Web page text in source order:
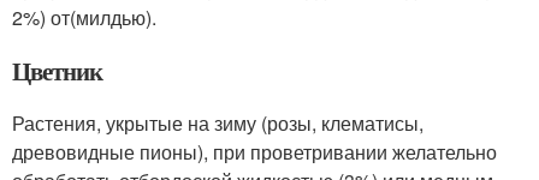
2%) от(милдью).
Цветник
Растения, укрытые на зиму (розы, клематисы,
древовидные пионы), при проветривании желательно